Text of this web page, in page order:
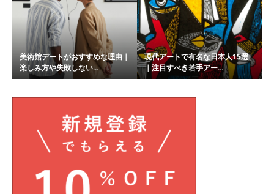
美術館デートがおすすめな理由｜
楽しみ方や失敗しない...
現代アートで有名な日本人15選
｜注目すべき若手アー...